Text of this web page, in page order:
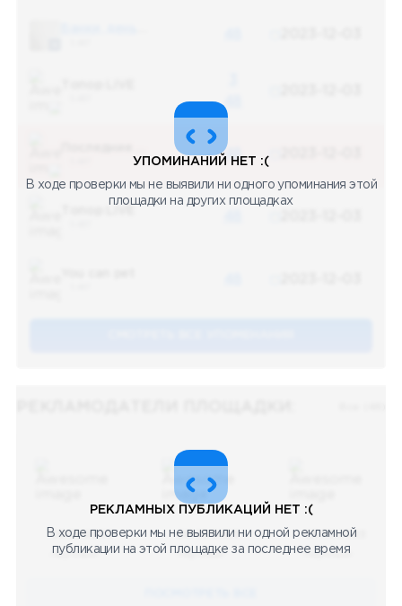
48
48
УПОМИНАНИЙ НЕТ :(
В ходе проверки мы не выявили ни одного упоминания этой
площадки на других площадках
08.05.2023
Научный
08.05.2023
Научный
08.05.2023
Научный
РЕКЛАМНЫХ ПУБЛИКАЦИЙ НЕТ :(
В ходе проверки мы не выявили ни одной рекламной
публикации на этой площадке за последнее время